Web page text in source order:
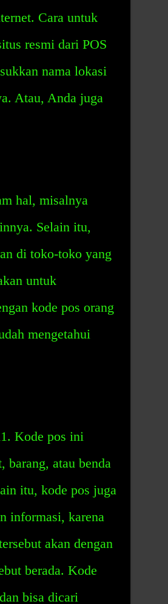
Cara untuk
resmi dari POS
nama lokasi
Atau, Anda juga
hal, misalnya
Selain itu,
di toko-toko yang
untuk
kode pos orang
mengetahui
Kode pos ini
barang, atau benda
itu, kode pos juga
informasi, karena
akan dengan
berada. Kode
bisa dicari